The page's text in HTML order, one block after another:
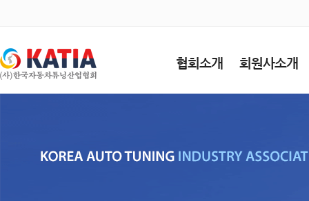
협회소개 회원사소개